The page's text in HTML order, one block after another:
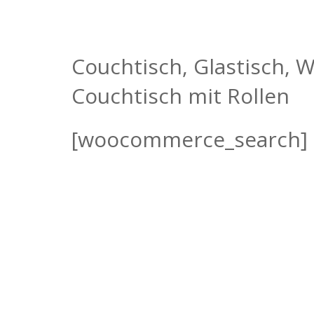
Couchtisch, Glastisch,
Couchtisch mit Rollen
[woocommerce_search]